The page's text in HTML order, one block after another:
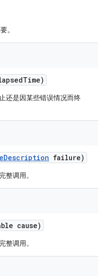
。
Time)
还是因某些错误情况而终
Description failure)
整调用。
cause)
整调用。